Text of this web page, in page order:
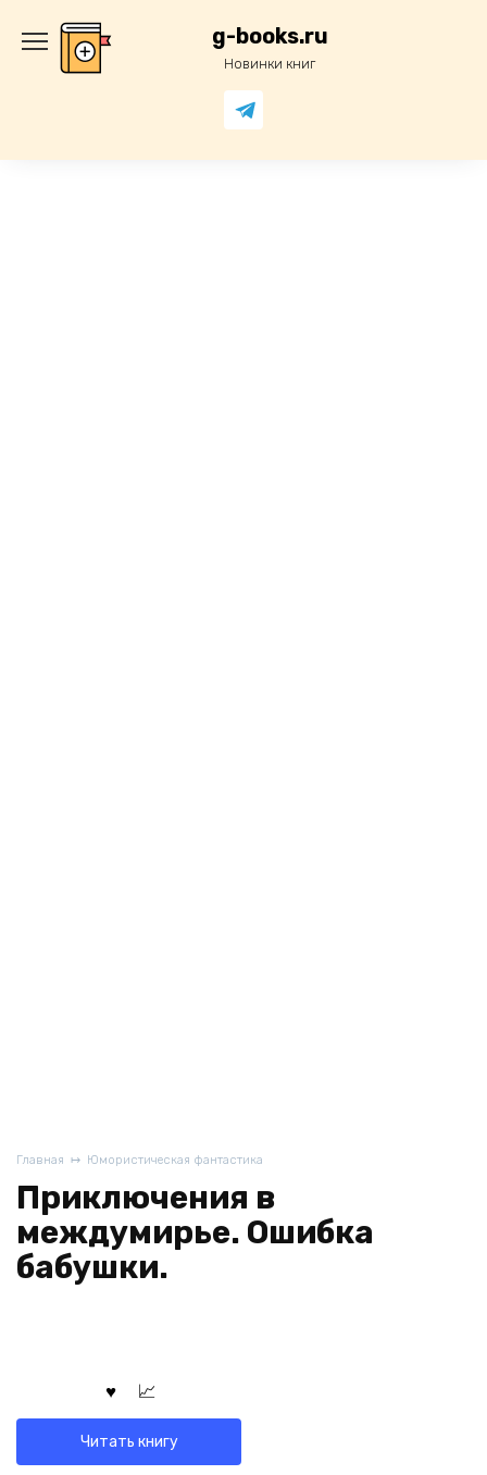
содержанию
g-books.ru
Новинки книг
Главная Юмористическая фантастика
Приключения в
междумирье. Ошибка
бабушки.
Читать книгу